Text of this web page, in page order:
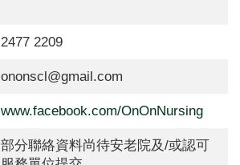
2477 2209
ononscl@gmail.com
www.facebook.com/OnOnNursing
部分聯絡資料尚待安老院及/或認可